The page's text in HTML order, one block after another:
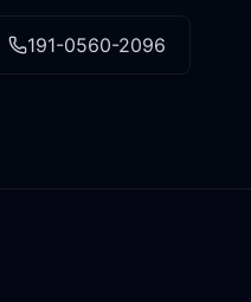
191-0560-2096